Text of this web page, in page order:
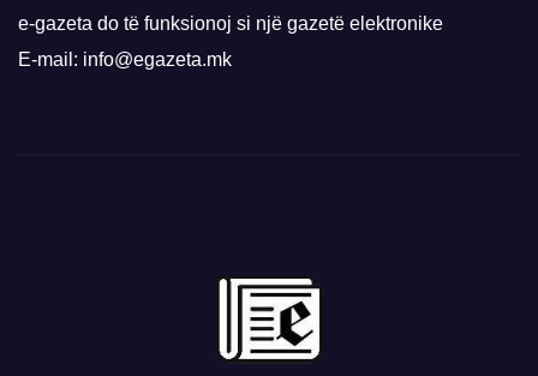
e-gazeta do të funksionoj si një gazetë elektronike
E-mail: info@egazeta.mk